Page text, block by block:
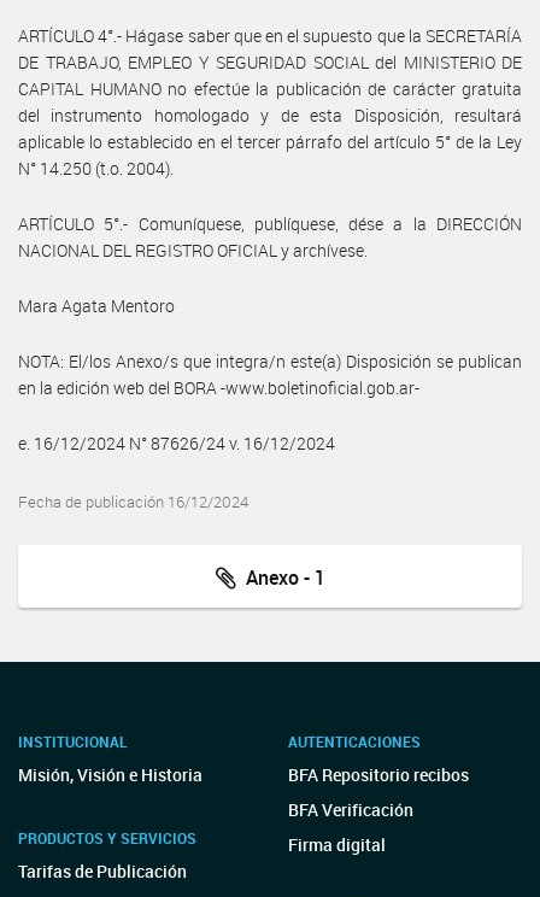
ARTÍCULO 4°.- Hágase saber que en el supuesto que la SECRETARÍA
DE TRABAJO, EMPLEO Y SEGURIDAD SOCIAL del MINISTERIO DE
CAPITAL HUMANO no efectúe la publicación de carácter gratuita
del instrumento homologado y de esta Disposición, resultará
aplicable lo establecido en el tercer párrafo del artículo 5° de la Ley
N° 14.250 (t.o. 2004).
ARTÍCULO 5°.- Comuníquese, publíquese, dése a la DIRECCIÓN
NACIONAL DEL REGISTRO OFICIAL y archívese.
Mara Agata Mentoro
NOTA: El/los Anexo/s que integra/n este(a) Disposición se publican
en la edición web del BORA -www.boletinoficial.gob.ar-
e. 16/12/2024 N° 87626/24 v. 16/12/2024
Fecha de publicación 16/12/2024
Anexo - 1
INSTITUCIONAL
Misión, Visión e Historia
PRODUCTOS Y SERVICIOS
Tarifas de Publicación
AUTENTICACIONES
BFA Repositorio recibos
BFA Verificación
Firma digital